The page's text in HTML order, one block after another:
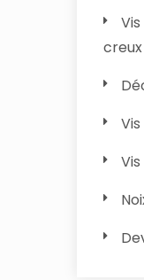
creux